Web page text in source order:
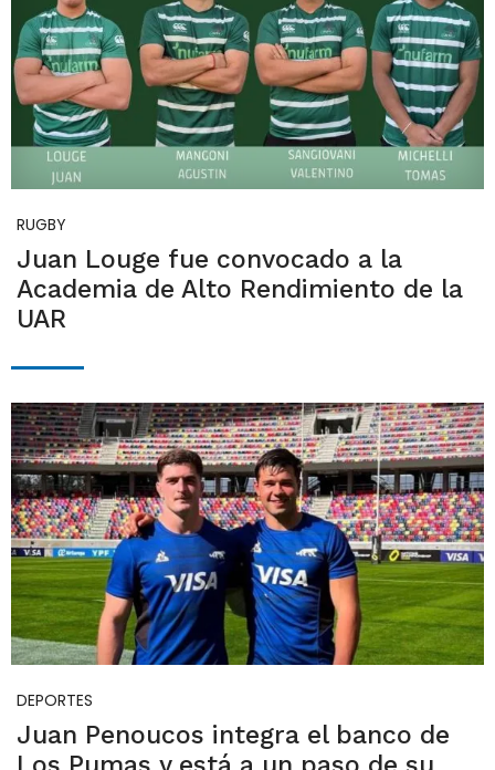
RUGBY
Juan Louge fue convocado a la
Academia de Alto Rendimiento de la
UAR
DEPORTES
Juan Penoucos integra el banco de